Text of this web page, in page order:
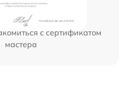
с сертификатом
мастера